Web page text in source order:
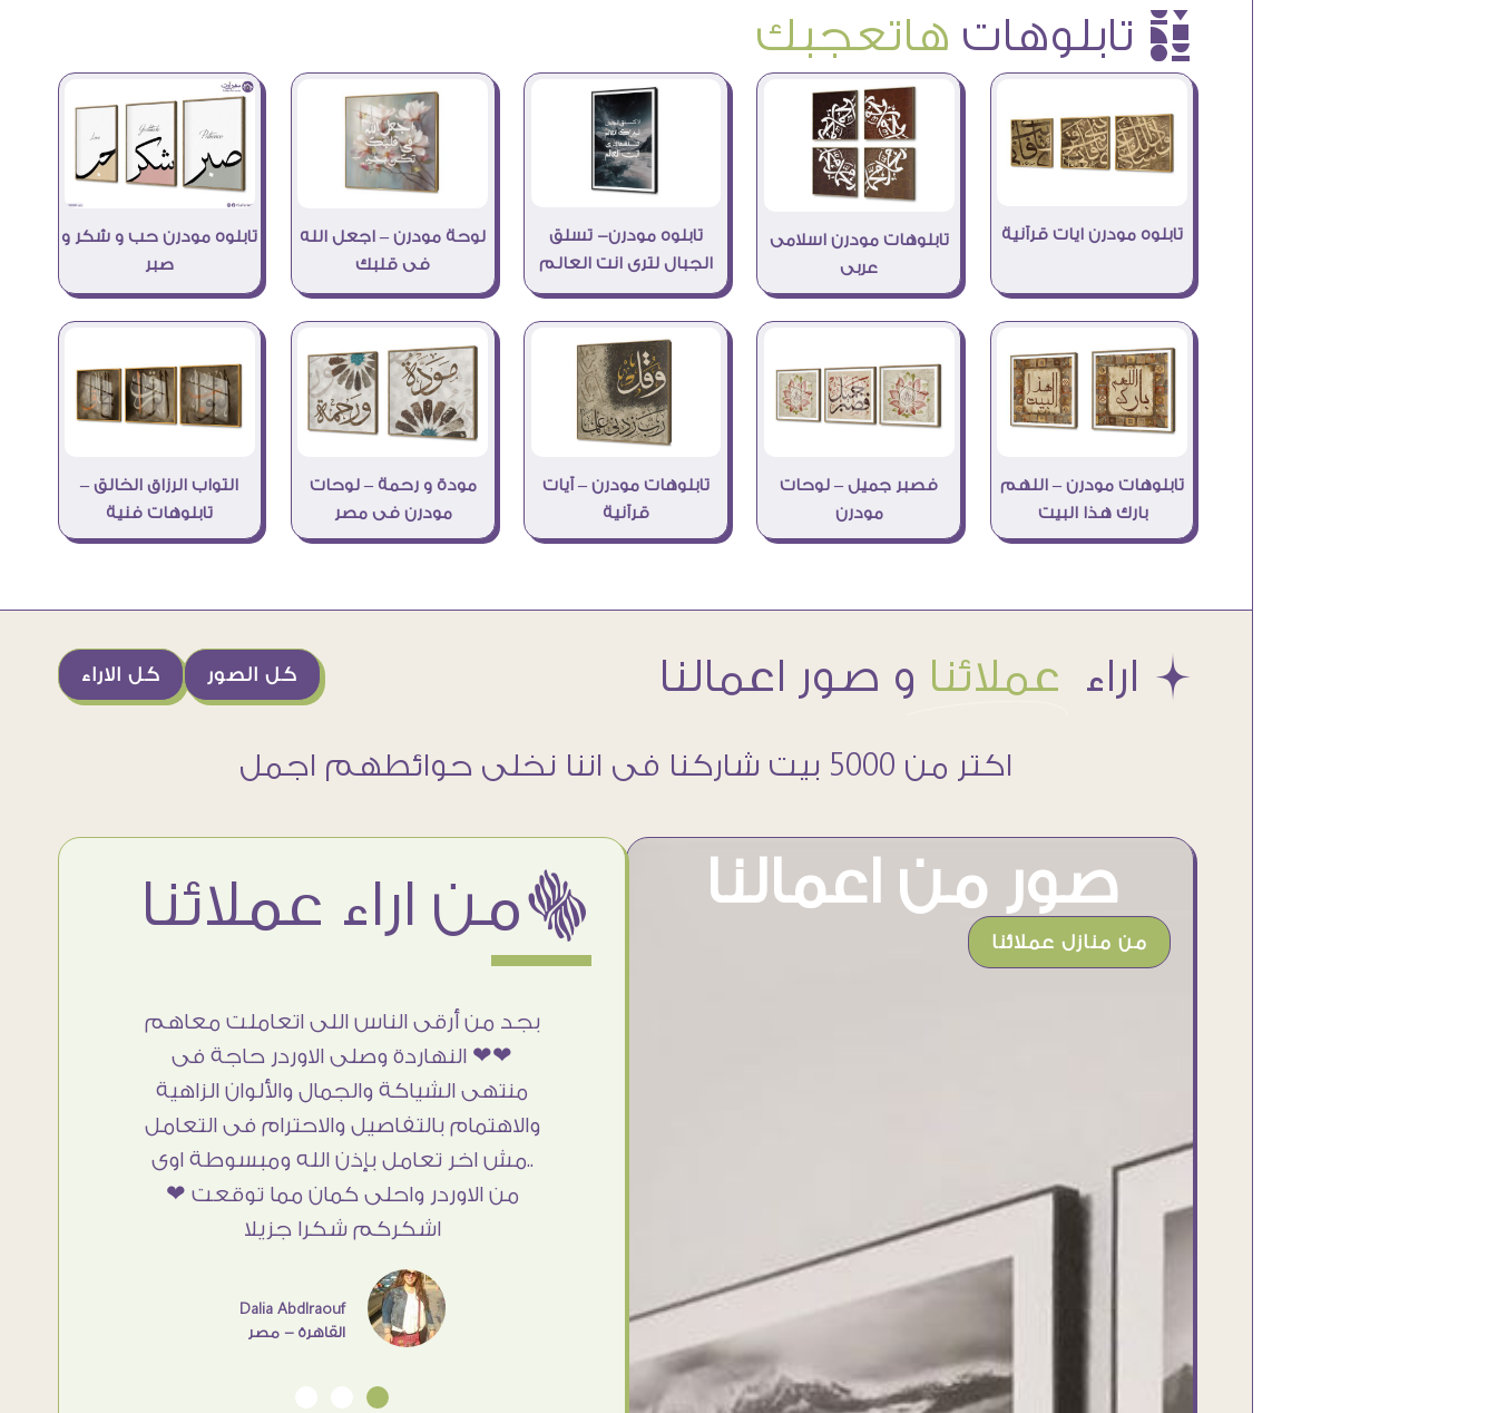
è تابلوهات هاتعجبك
تابلوه مودرن ايات قرآنية
تابلوهات مودرن اسلامى
عربى
تابلوه مودرن- تسلق
الجبال لترى انت العالم
لوحة مودرن – اجعل الله
فى قلبك
تابلوه مودرن حب و شكر و
صبر
تابلوهات مودرن – اللهم
بارك هذا البيت
فصبر جميل – لوحات
مودرن
تابلوهات مودرن – آيات
قرآنية
مودة و رحمة – لوحات
مودرن فى مصر
التواب الرزاق الخالق –
تابلوهات فنية
Æ اراء عملائنا و صور اعمالنا كل الاراء كل الصور
اكتر من 5000 بيت شاركنا فى اننا نخلى حوائطهم اجمل
صور من اعمالنا
من منازل عملائنا
ëمن اراء عملائنا
وإرضاء العميل والخامات والتقفيل وسرعة
التوصيل. بصراحه وبمنتهي الأمانه مكسب
Doaa Elsayd
القاهرة - مصر
بجد من أرقى الناس اللى اتعاملت معاهم
❤❤ النهاردة وصلى الاوردر حاجة فى
منتهى الشياكة والجمال والألوان الزاهية
والاهتمام بالتفاصيل والاحترام فى التعامل
..مش اخر تعامل بإذن الله ومبسوطة اوى
من الاوردر واحلى كمان مما توقعت ❤
اشكركم شكرا جزيلا
Dalia Abdlraouf
القاهرة - مصر